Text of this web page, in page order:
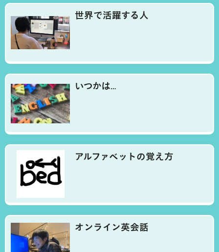
世界で活躍する人
いつかは…
アルファベットの覚え方
オンライン英会話